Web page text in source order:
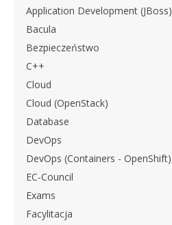
Application Development (JBoss)
Bacula
Bezpieczeństwo
C++
Cloud
Cloud (OpenStack)
Database
DevOps
DevOps (Containers - OpenShift)
EC-Council
Exams
Facylitacja